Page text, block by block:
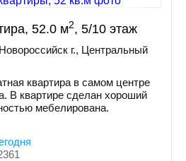
52.0 м2, 5/10 этаж
г., Центральный
квартира в самом центре
В квартире сделан хороший
мебелирована.